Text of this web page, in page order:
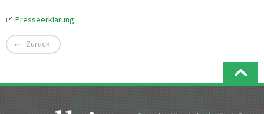
Presseerklärung
Zurück